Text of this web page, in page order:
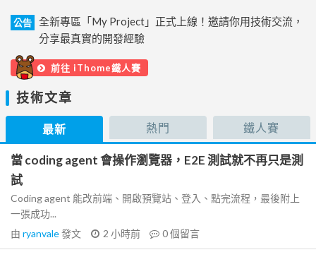
公告
全新專區「My Project」正式上線！邀請你用技術交流，
分享最真實的開發經驗
前往 iThome鐵人賽
技術文章
最新 熱門 鐵人賽
當 coding agent 會操作瀏覽器，E2E 測試就不再只是測
試
Coding agent 能改前端、開啟預覽站、登入、點完流程，最後附上
一張成功...
由 ryanvale發文 2 小時前 0個留言